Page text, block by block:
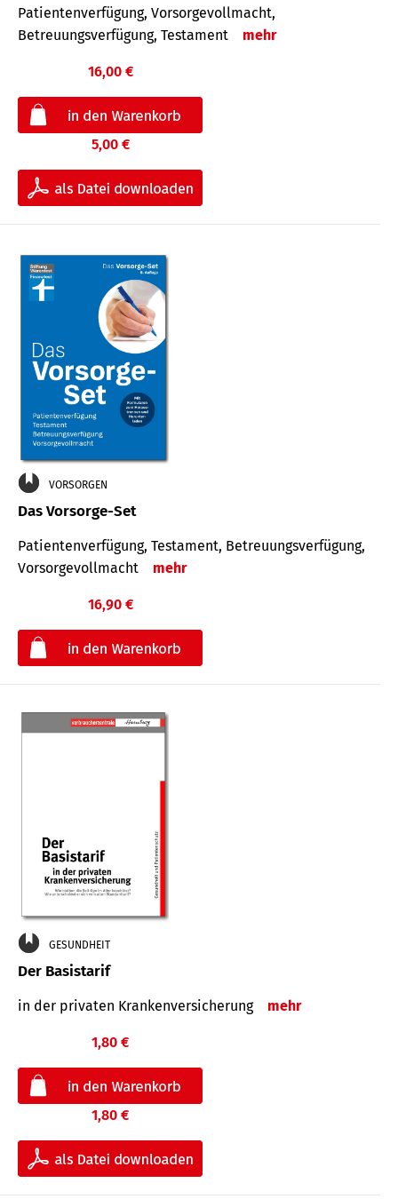
Patientenverfügung, Vorsorgevollmacht,
Betreuungsverfügung, Testament
mehr
16,00 €
5,00 €
VORSORGEN
Das Vorsorge-Set
Patienten­ver­fügung, Testa­ment, Be­treuungs­verfü­gung,
Vor­sorge­voll­macht
mehr
16,90 €
GESUNDHEIT
Der Basistarif
in der privaten Kran­ken­ver­siche­rung mehr
1,80 €
1,80 €